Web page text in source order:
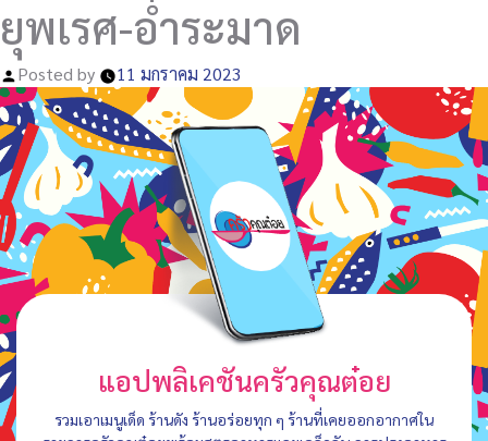
ยุพเรศ-อ่ำระมาด
Posted by 11 มกราคม 2023
แอปพลิเคชันครัวคุณต๋อย
รวมเอาเมนูเด็ด ร้านดัง ร้านอร่อยทุก ๆ ร้านที่เคยออกอากาศใน